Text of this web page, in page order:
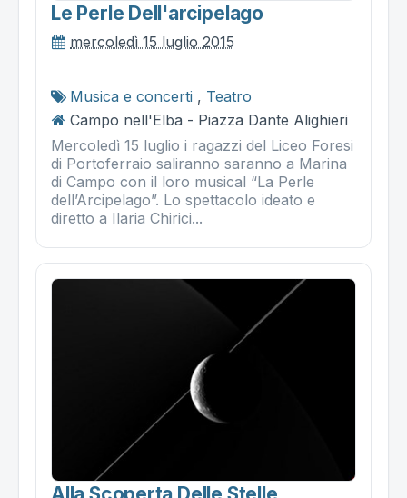
Le Perle Dell'arcipelago
mercoledì 15 luglio 2015
Musica e concerti , Teatro
Campo nell'Elba - Piazza Dante Alighieri
Mercoledì 15 luglio i ragazzi del Liceo Foresi
di Portoferraio saliranno saranno a Marina
di Campo con il loro musical “La Perle
dell’Arcipelago”. Lo spettacolo ideato e
diretto a Ilaria Chirici...